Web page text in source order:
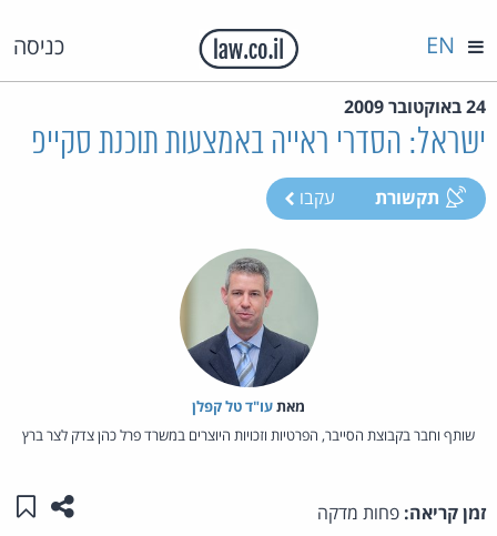
כניסה EN
24 באוקטובר 2009
ישראל: הסדרי ראייה באמצעות תוכנת סקייפ
תקשורת עקבו
מאת‏עו"ד טל קפלן
שותף וחבר בקבוצת הסייבר, הפרטיות וזכויות היוצרים במשרד פרל כהן צדק לצר ברץ
זמן קריאה: פחות מדקה שתפו